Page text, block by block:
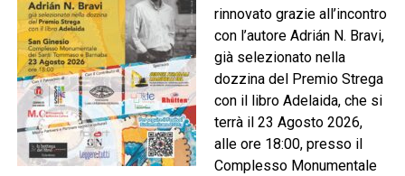
rinnovato grazie all’incontro
con l’autore Adrián N. Bravi,
già selezionato nella
dozzina del Premio Strega
con il libro Adelaida, che si
terrà il 23 Agosto 2026,
alle ore 18:00, presso il
Complesso Monumentale